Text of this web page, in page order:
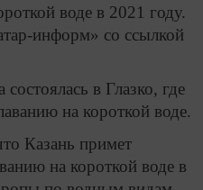
воде в 2021 году.
информ» со ссылкой
в Глазко, где
на короткой воде.
Казань примет
на короткой воде в